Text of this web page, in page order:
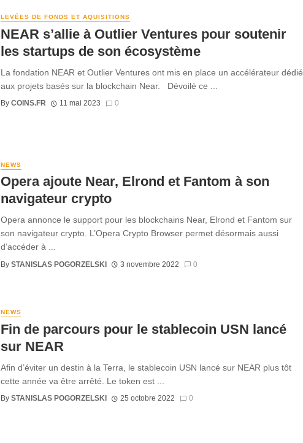
LEVÉES DE FONDS ET AQUISITIONS
NEAR s’allie à Outlier Ventures pour soutenir
les startups de son écosystème
La fondation NEAR et Outlier Ventures ont mis en place un accélérateur dédié
aux projets basés sur la blockchain Near. Dévoilé ce ...
By COINS.FR 11 mai 2023 0
NEWS
Opera ajoute Near, Elrond et Fantom à son
navigateur crypto
Opera annonce le support pour les blockchains Near, Elrond et Fantom sur
son navigateur crypto. L’Opera Crypto Browser permet désormais aussi
d’accéder à ...
By STANISLAS POGORZELSKI 3 novembre 2022 0
NEWS
Fin de parcours pour le stablecoin USN lancé
sur NEAR
Afin d’éviter un destin à la Terra, le stablecoin USN lancé sur NEAR plus tôt
cette année va être arrêté. Le token est ...
By STANISLAS POGORZELSKI 25 octobre 2022 0